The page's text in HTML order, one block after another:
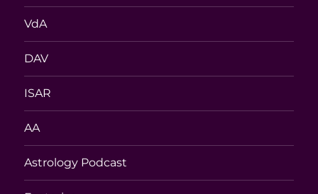
VdA
DAV
ISAR
AA
Astrology Podcast